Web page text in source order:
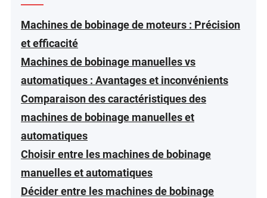
Machines de bobinage de moteurs : Précision
et efficacité
Machines de bobinage manuelles vs
automatiques : Avantages et inconvénients
Comparaison des caractéristiques des
machines de bobinage manuelles et
automatiques
Choisir entre les machines de bobinage
manuelles et automatiques
Décider entre les machines de bobinage